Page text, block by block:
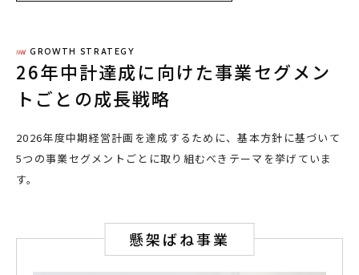
GROWTH STRATEGY
26年中計達成に向けた事業セグメン
トごとの成長戦略
2026年度中期経営計画を達成するために、基本方針に基づいて
5つの事業セグメントごとに取り組むべきテーマを挙げていま
す。
懸架ばね事業